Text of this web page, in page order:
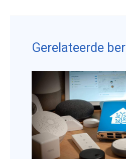
Gerelateerde